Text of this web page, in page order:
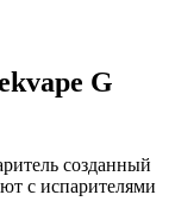
G
созданный
с испарителями